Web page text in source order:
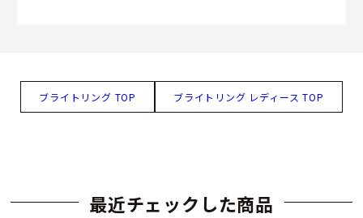
ブライトリング TOP ブライトリング レディース TOP
最近チェックした商品